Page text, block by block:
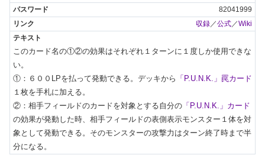
82041999
収録 ／公式 ／Wiki
このカード名の①②の効果はそれぞれ１ターンに１度しか使用できな
い。
①：６００LPを払って発動できる。デッキから 「P.U.N.K.」罠カード
１枚を手札に加える。
②：相手フィールドのカードを対象とする自分の 「P.U.N.K.」カード
の効果が発動した時、相手フィールドの表側表示モンスター１体を対
象として発動できる。そのモンスターの攻撃力はターン終了時まで半
分になる。